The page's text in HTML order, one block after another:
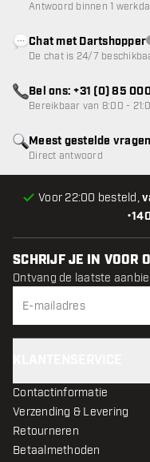
•
Voor 22:00 besteld,
Meest gestelde vragen
Direct antwoord
Antwoord binnen 1
Chat met Dartshopper
De chat is 24/7
Bel ons: +31 (0) 85
Bereikbaar van 8:00 -
SCHRIJF JE IN VOOR
Ontvang de laatste
Contactinformatie
Verzending & Levering
Retourneren
Betaalmethoden